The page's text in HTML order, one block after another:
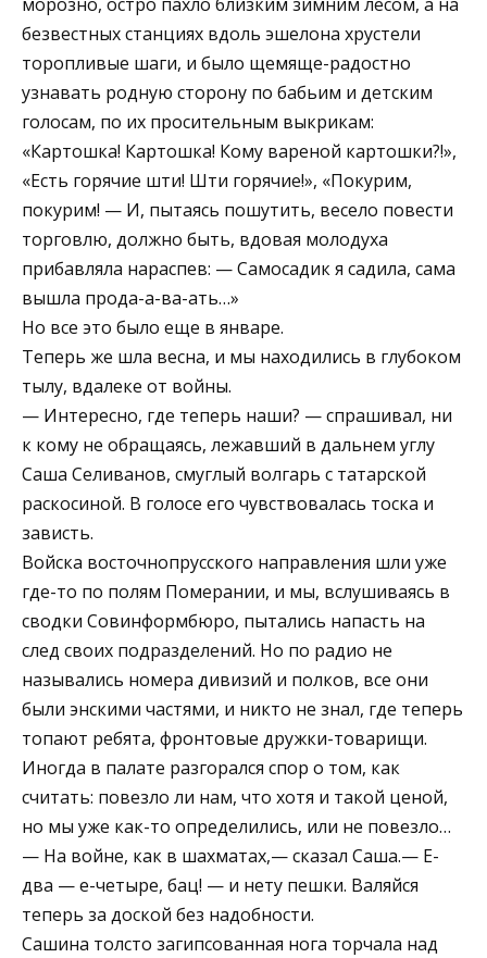
безвестных станциях вдоль эшелона хрустели
торопливые шаги, и было щемяще-радостно
узнавать родную сторону по бабьим и детским
голосам, по их просительным выкрикам:
«Картошка! Картошка! Кому вареной картошки?!»,
«Есть горячие шти! Шти горячие!», «Покурим,
покурим! — И, пытаясь пошутить, весело повести
торговлю, должно быть, вдовая молодуха
прибавляла нараспев: — Самосадик я садила, сама
вышла прода-а-ва-ать…»
Но все это было еще в январе.
Теперь же шла весна, и мы находились в глубоком
тылу, вдалеке от войны.
— Интересно, где теперь наши? — спрашивал, ни
к кому не обращаясь, лежавший в дальнем углу
Саша Селиванов, смуглый волгарь с татарской
раскосиной. В голосе его чувствовалась тоска и
зависть.
Войска восточнопрусского направления шли уже
где-то по полям Померании, и мы, вслушиваясь в
сводки Совинформбюро, пытались напасть на
след своих подразделений. Но по радио не
назывались номера дивизий и полков, все они
были энскими частями, и никто не знал, где теперь
топают ребята, фронтовые дружки-товарищи.
Иногда в палате разгорался спор о том, как
считать: повезло ли нам, что хотя и такой ценой,
но мы уже как-то определились, или не повезло…
— На войне, как в шахматах,— сказал Саша.— Е-
два — е-четыре, бац! — и нету пешки. Валяйся
теперь за доской без надобности.
Сашина толсто загипсованная нога торчала над